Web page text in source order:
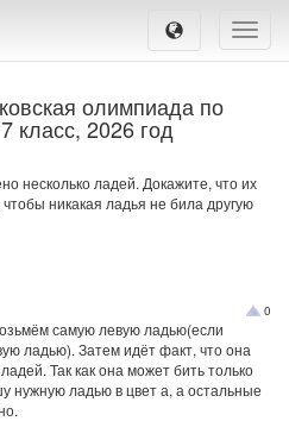
Toggle
олимпиада по
класс, 2026 год
несколько ладей. Докажите, что их
никакая ладья не била другую
0
самую левую ладью(если
ладью). Затем идёт факт, что она
Так как она может бить только
нужную ладью в цвет а, а остальные